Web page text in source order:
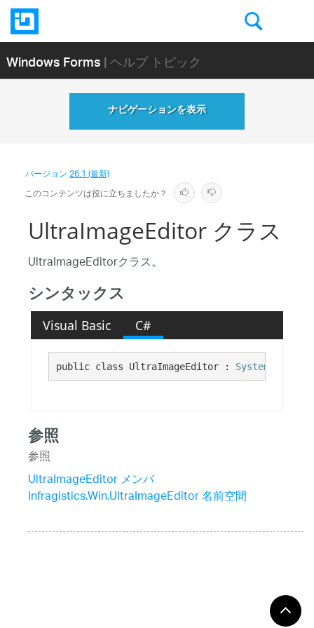
Windows Forms| ヘルプ トピック
ナビゲーションを表示
バージョン26.1 (最新)
このコンテンツは役に立ちましたか？
UltraImageEditor クラス
UltraImageEditorクラス。
シンタックス
Visual Basic C#
public class UltraImageEditor :
参照
参照
UltraImageEditor メンバ
Infragistics.Win.UltraImageEditor 名前空間